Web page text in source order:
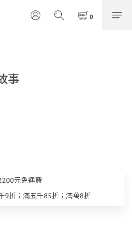
事
元免運費
9折；滿五千85折；滿萬8折